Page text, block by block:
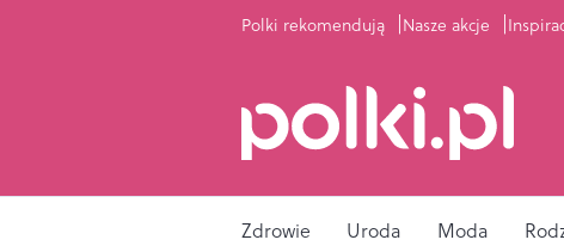
Polki rekomendują Nasze akcje
Zdrowie Uroda Moda